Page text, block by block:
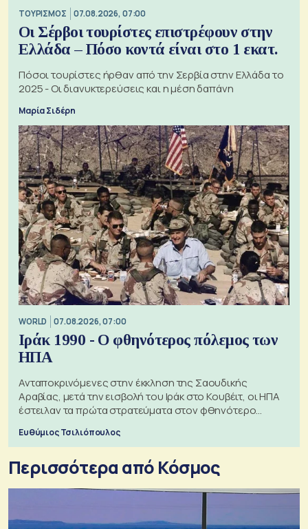
ΤΟΥΡΙΣΜΟΣ 07.08.2026, 07:00
Οι Σέρβοι τουρίστες επιστρέφουν στην
Ελλάδα – Πόσο κοντά είναι στο 1 εκατ.
Πόσοι τουρίστες ήρθαν από την Σερβία στην Ελλάδα το
2025 - Οι διανυκτερεύσεις και η μέση δαπάνη
Μαρία Σιδέρη
WORLD 07.08.2026, 07:00
Ιράκ 1990 - Ο φθηνότερος πόλεμος των
ΗΠΑ
Ανταποκρινόμενες στην έκκληση της Σαουδικής
Αραβίας, μετά την εισβολή του Ιράκ στο Κουβέιτ, οι ΗΠΑ
έστειλαν τα πρώτα στρατεύματα στον φθηνότερο
Ευθύμιος Τσιλιόπουλος
Περισσότερα από Κόσμος